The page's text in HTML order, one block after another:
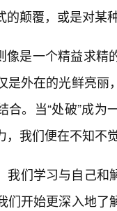
颠覆，或是对某
像是一个精益求
是外在的光鲜亮
合。当“处破”成
，我们便在不知不
我们学习与自己和
们开始更深入地